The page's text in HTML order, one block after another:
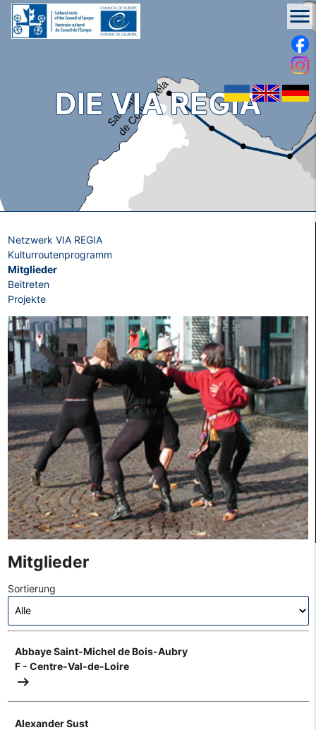
menu
DIE VIA REGIA
Netzwerk VIA REGIA
Kulturroutenprogramm
Mitglieder
Beitreten
Projekte
Mitglieder
Sortierung
Abbaye Saint-Michel de Bois-Aubry
F - Centre-Val-de-Loire
arrow_right_alt
Alexander Sust